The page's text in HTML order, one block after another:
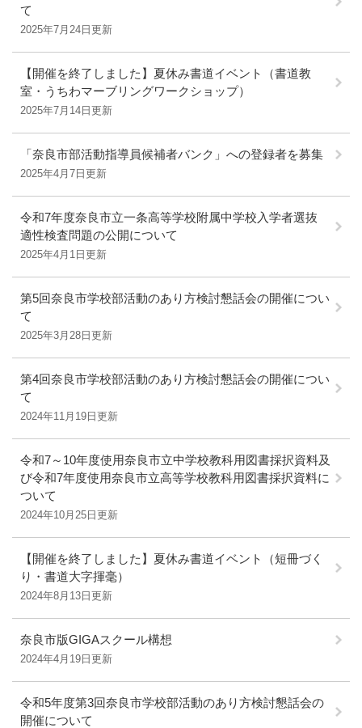
て
2025年7月24日更新
【開催を終了しました】夏休み書道イベント（書道教
室・うちわマーブリングワークショップ）
2025年7月14日更新
「奈良市部活動指導員候補者バンク」への登録者を募集
2025年4月7日更新
令和7年度奈良市立一条高等学校附属中学校入学者選抜
適性検査問題の公開について
2025年4月1日更新
第5回奈良市学校部活動のあり方検討懇話会の開催につい
て
2025年3月28日更新
第4回奈良市学校部活動のあり方検討懇話会の開催につい
て
2024年11月19日更新
令和7～10年度使用奈良市立中学校教科用図書採択資料及
び令和7年度使用奈良市立高等学校教科用図書採択資料に
ついて
2024年10月25日更新
【開催を終了しました】夏休み書道イベント（短冊づく
り・書道大字揮毫）
2024年8月13日更新
奈良市版GIGAスクール構想
2024年4月19日更新
令和5年度第3回奈良市学校部活動のあり方検討懇話会の
開催について